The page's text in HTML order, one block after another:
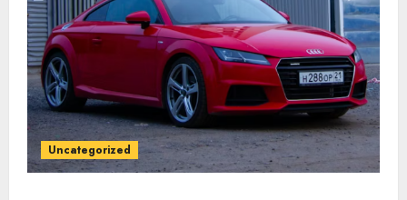
Uncategorized